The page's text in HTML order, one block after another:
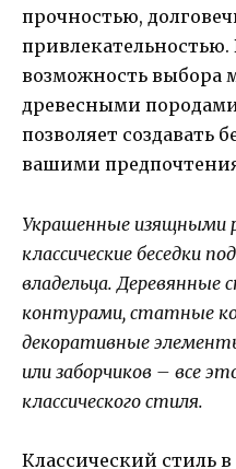
прочностью,
привлекательностью.
возможность выбора
древесными
позволяет создавать
вашими
Украшенные изящными
классические беседки
владельца. Деревянные
контурами, статные
декоративные
или заборчиков – все
классического стиля.
Классический стиль в